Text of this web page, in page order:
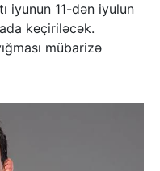
iyunun 11-dən iyulun
keçiriləcək.
mübarizə